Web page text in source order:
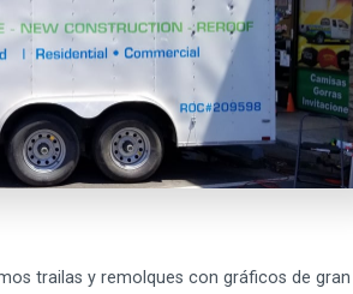
trailas y remolques con gráficos de gran